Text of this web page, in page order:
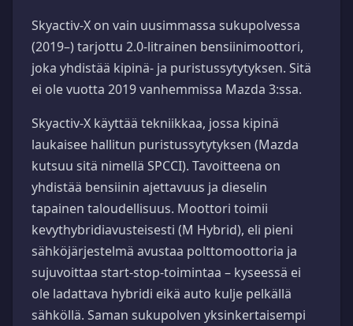
Skyactiv-X on vain uusimmassa sukupolvessa
(2019–) tarjottu 2.0-litrainen bensiinimoottori,
joka yhdistää kipinä- ja puristussytytyksen. Sitä
ei ole vuotta 2019 vanhemmissa Mazda 3:ssa.
Skyactiv-X käyttää tekniikkaa, jossa kipinä
laukaisee hallitun puristussytytyksen (Mazda
kutsuu sitä nimellä SPCCI). Tavoitteena on
yhdistää bensiinin ajettavuus ja dieselin
tapainen taloudellisuus. Moottori toimii
kevythybridiavusteisesti (M Hybrid), eli pieni
sähköjärjestelmä avustaa polttomoottoria ja
sujuvoittaa start-stop-toimintaa – kyseessä ei
ole ladattava hybridi eikä auto kulje pelkällä
sähköllä. Saman sukupolven yksinkertaisempi